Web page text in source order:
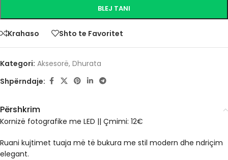
BLEJ TANI
Krahaso Shto te Favoritet
Kategori: Aksesorë, Dhurata
Shpërndaje:
Përshkrim
Kornizë fotografike me LED || Çmimi: 12€
Ruani kujtimet tuaja më të bukura me stil modern dhe ndriçim
elegant.